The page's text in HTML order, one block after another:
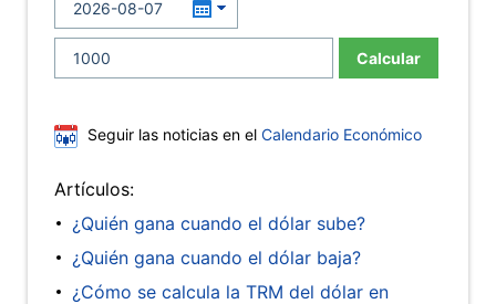
Calcular
Seguir las noticias en el Calendario Económico
Artículos:
¿Quién gana cuando el dólar sube?
¿Quién gana cuando el dólar baja?
¿Cómo se calcula la TRM del dólar en